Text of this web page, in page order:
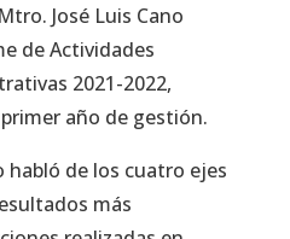
José Luis Cano
de Actividades
2021-2022,
año de gestión.
habló de los cuatro ejes
más